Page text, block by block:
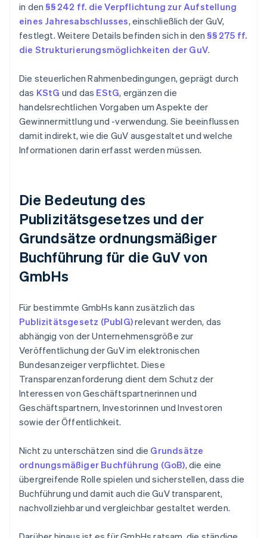
in den§§ 242 ff. die Verpflichtung zur Aufstellung
eines Jahresabschlusses, einschließlich der GuV,
festlegt. Weitere Details befinden sich in den§§ 275 ff.
die Strukturierungsmöglichkeiten der GuV.
Die steuerlichen Rahmenbedingungen, geprägt durch
das KStG und das EStG, ergänzen die
handelsrechtlichen Vorgaben um Aspekte der
Gewinnermittlung und -verwendung. Sie beeinflussen
damit indirekt, wie die GuV ausgestaltet und welche
Informationen darin erfasst werden müssen.
Die Bedeutung des
Publizitätsgesetzes und der
Grundsätze ordnungsmäßiger
Buchführung für die GuV von
GmbHs
Für bestimmte GmbHs kann zusätzlich das
Publizitätsgesetz (PublG)relevant werden, das
abhängig von der Unternehmensgröße zur
Veröffentlichung der GuV im elektronischen
Bundesanzeiger verpflichtet. Diese
Transparenzanforderung dient dem Schutz der
Interessen von Geschäftspartnerinnen und
Geschäftspartnern, Investorinnen und Investoren
sowie der Öffentlichkeit.
Nicht zu unterschätzen sind die Grundsätze
ordnungsmäßiger Buchführung (GoB), die eine
übergreifende Rolle spielen und sicherstellen, dass die
Buchführung und damit auch die GuV transparent,
nachvollziehbar und vergleichbar gestaltet werden.